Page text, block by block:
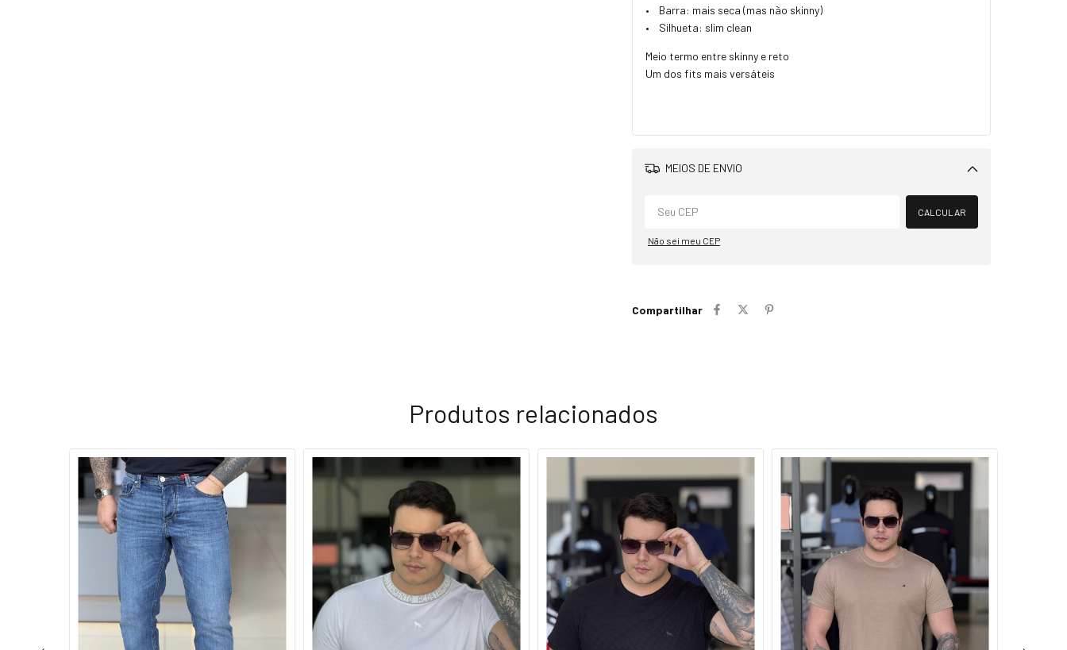
• Barra: mais seca (mas não skinny)
• Silhueta: slim clean
Meio termo entre skinny e reto
Um dos fits mais versáteis
MEIOS DE ENVIO
Alterar CEP
CALCULAR
Não sei meu CEP
Compartilhar
Produtos relacionados